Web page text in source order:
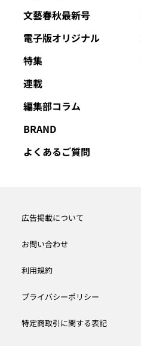
文藝春秋最新号
電子版オリジナル
特集
連載
編集部コラム
BRAND
よくあるご質問
広告掲載について
お問い合わせ
利用規約
プライバシーポリシー
特定商取引に関する表記